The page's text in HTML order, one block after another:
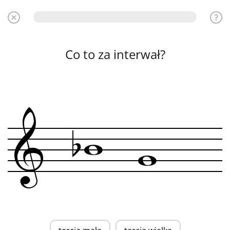
Co to za interwał?
& w
b w